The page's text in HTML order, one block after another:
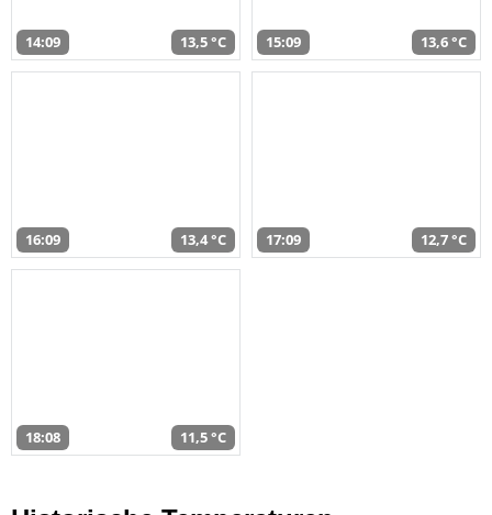
14:09 13,5 °C 15:09 13,6 °C
16:09 13,4 °C 17:09 12,7 °C
18:08 11,5 °C